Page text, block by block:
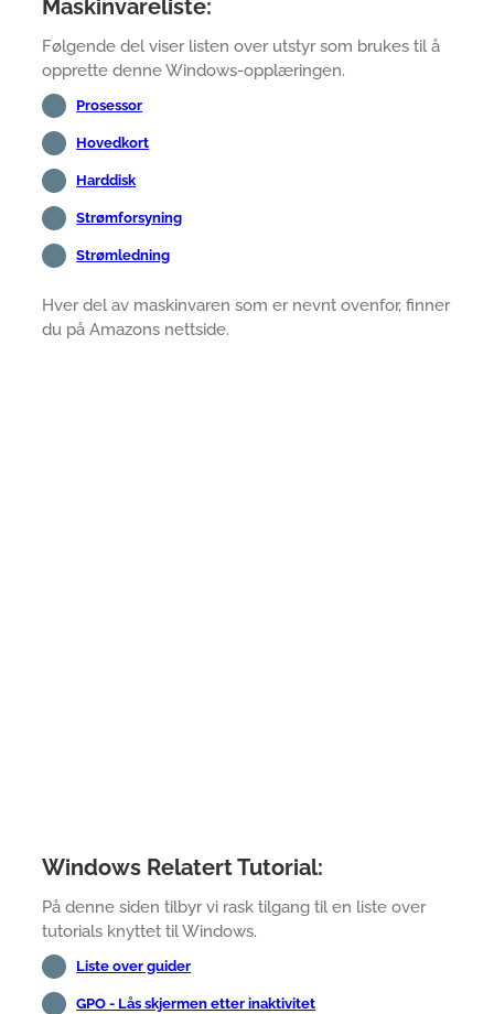
Maskinvareliste:
Følgende del viser listen over utstyr som brukes til å
opprette denne Windows-opplæringen.
Prosessor
Hovedkort
Harddisk
Strømforsyning
Strømledning
Hver del av maskinvaren som er nevnt ovenfor, finner
du på Amazons nettside.
Windows Relatert Tutorial:
På denne siden tilbyr vi rask tilgang til en liste over
tutorials knyttet til Windows.
Liste over guider
GPO - Lås skjermen etter inaktivitet